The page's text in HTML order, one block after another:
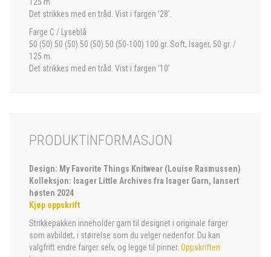
Det strikkes med en tråd. Vist i fargen ’28’.
Farge C / Lyseblå
50 (50) 50 (50) 50 (50) 50 (50-100) 100 gr. Soft, Isager, 50 gr. /
125 m.
Det strikkes med en tråd. Vist i fargen ’10’
PRODUKTINFORMASJON
Design: My Favorite Things Knitwear (Louise Rasmussen)
Kolleksjon: Isager Little Archives fra Isager Garn, lansert
høsten 2024
Kjøp oppskrift
Strikkepakken inneholder garn til designet i originale farger
som avbildet, i størrelse som du velger nedenfor. Du kan
valgfritt endre farger selv, og legge til pinner. Oppskriften